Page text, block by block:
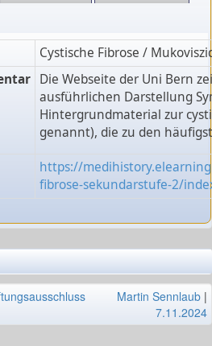
Cystische Fibrose /
Die Webseite der Uni Bern
ausführlichen Darstellung
Hintergrundmaterial zur
genannt), die zu den
https://
fibrose-sekundarstufe-2/
Martin Sennlaub |
7.11.2024